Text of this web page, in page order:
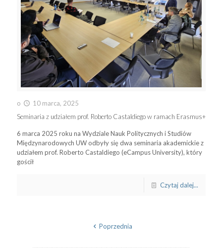
o
10 marca, 2025
Seminaria z udziałem prof. Roberto Castaldiego w ramach Erasmus+
6 marca 2025 roku na Wydziale Nauk Politycznych i Studiów
Międzynarodowych UW odbyły się dwa seminaria akademickie z
udziałem prof. Roberto Castaldiego (eCampus University), który
gościł
Czytaj dalej...
Poprzednia